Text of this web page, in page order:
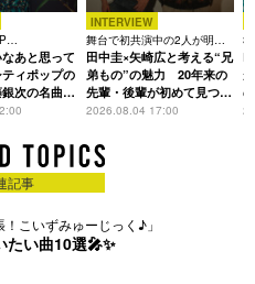
特集
なあと思って
ィポップの
次の名曲回
INTERVIEW
舞台で初共演中の2人が明か
す、今の自分をつくる恩人の
存在
田中圭×矢崎広と考える“兄
弟もの”の魅力 20年来の
先輩・後輩が初めて見つけ
た互いの共通点とは
2026.08.04 17:00
3
記事
こいずみゅーじっく♪」
たい曲10選🎤✨